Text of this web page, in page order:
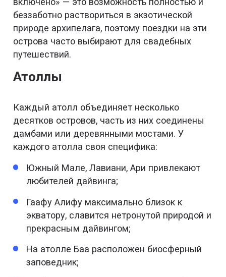
беззаботно раствориться в экзотической
природе архипелага, поэтому поездки на эти
острова часто выбирают для свадебных
путешествий.
Атоллы
Каждый атолл объединяет несколько
десятков островов, часть из них соединены
дамбами или деревянными мостами. У
каждого атолла своя специфика:
Южный Мале, Лавиани, Ари привлекают
любителей дайвинга;
Гаафу Алифу максимально близок к
экватору, славится нетронутой природой и
прекрасным дайвингом;
На атолле Баа расположен биосферный
заповедник;